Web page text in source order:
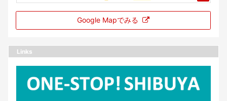
Google Mapでみる
Links